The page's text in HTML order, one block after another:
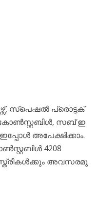
സ്പെ​ഷ​ൽ പ്രൊ​ട്ട​ക്‌​
കോ​ണ്‍​സ്റ്റ​ബി​ൾ, സ​ബ് ഇ​
അപേക്ഷിക്കാം.
4208
അ​വ​സ​ര​മു​